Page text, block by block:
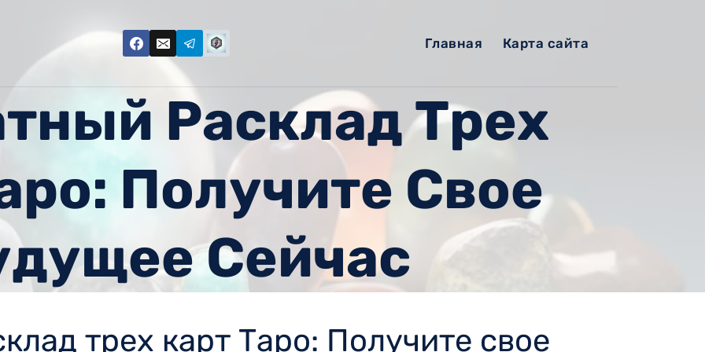
Главная Карта сайта
Расклад Трех
Получите Свое
Сейчас
трех карт Таро: Получите свое